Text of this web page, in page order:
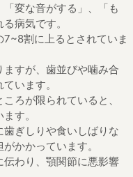
「変な音がする」、「も
病気です。
割に上るとされていま
すが、歯並びや噛み合
います。
ろが限られていると、
す。
ぎしりや食いしばりな
かかっています。
わり、顎関節に悪影響